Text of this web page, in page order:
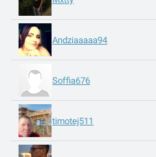
Andziaaaaa94
Soffia676
timotej511